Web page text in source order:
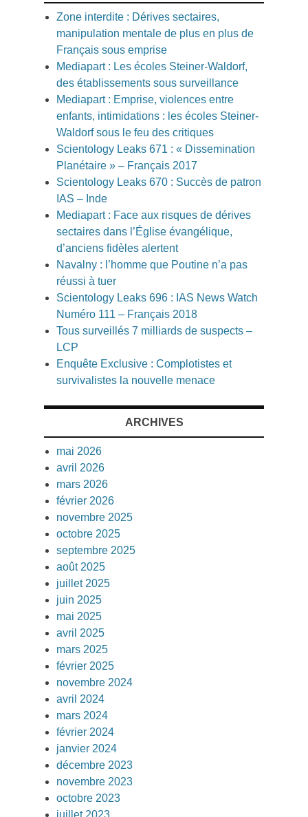
Zone interdite : Dérives sectaires,
manipulation mentale de plus en plus de
Français sous emprise
Mediapart : Les écoles Steiner-Waldorf,
des établissements sous surveillance
Mediapart : Emprise, violences entre
enfants, intimidations : les écoles Steiner-
Waldorf sous le feu des critiques
Scientology Leaks 671 : « Dissemination
Planétaire » – Français 2017
Scientology Leaks 670 : Succès de patron
IAS – Inde
Mediapart : Face aux risques de dérives
sectaires dans l’Église évangélique,
d’anciens fidèles alertent
Navalny : l’homme que Poutine n’a pas
réussi à tuer
Scientology Leaks 696 : IAS News Watch
Numéro 111 – Français 2018
Tous surveillés 7 milliards de suspects –
LCP
Enquête Exclusive : Complotistes et
survivalistes la nouvelle menace
ARCHIVES
mai 2026
avril 2026
mars 2026
février 2026
novembre 2025
octobre 2025
septembre 2025
août 2025
juillet 2025
juin 2025
mai 2025
avril 2025
mars 2025
février 2025
novembre 2024
avril 2024
mars 2024
février 2024
janvier 2024
décembre 2023
novembre 2023
octobre 2023
juillet 2023